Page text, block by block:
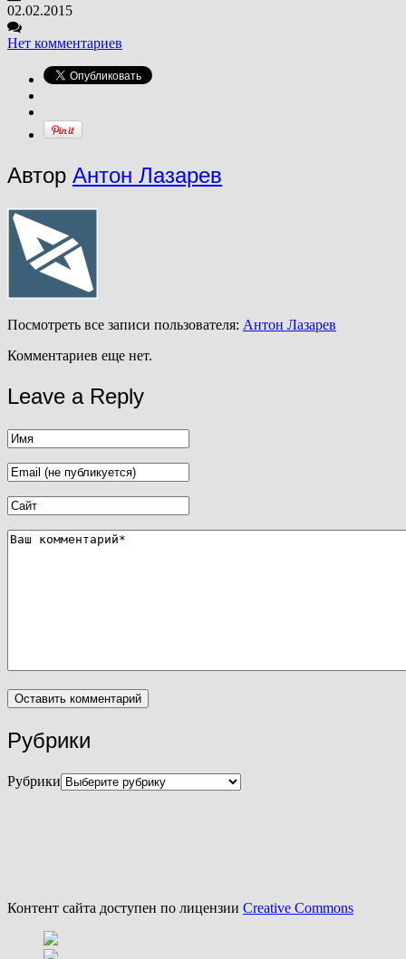
02.02.2015
Нет комментариев
Автор Антон Лазарев
Посмотреть все записи пользователя: Антон Лазарев
Комментариев еще нет.
Leave a Reply
Рубрики
Рубрики
Контент сайта доступен по лицензии Creative Commons